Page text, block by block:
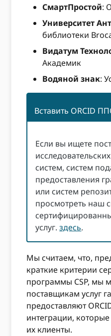
СмартПростой:
Университет
библиотеки
Видатум
Академик
Водяной знак:
Вставить ORCID
Если вы ищете
систем, систем
предоставления
или систем
просмотреть наш
услуг.здесь.
Мы считаем, что,
краткие критерии
программы CSP, мы
поставщикам услуг
предоставляют
интеграции,
их клиенты.